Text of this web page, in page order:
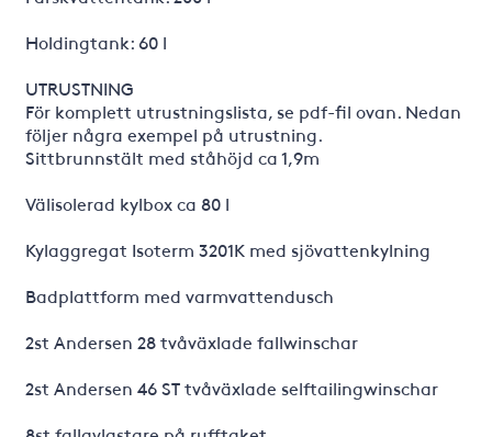
Holdingtank: 60 l
UTRUSTNING
För komplett utrustningslista, se pdf-fil ovan. Nedan
följer några exempel på utrustning.
Sittbrunnstält med ståhöjd ca 1,9m
Välisolerad kylbox ca 80 l
Kylaggregat Isoterm 3201K med sjövattenkylning
Badplattform med varmvattendusch
2st Andersen 28 tvåväxlade fallwinschar
2st Andersen 46 ST tvåväxlade selftailingwinschar